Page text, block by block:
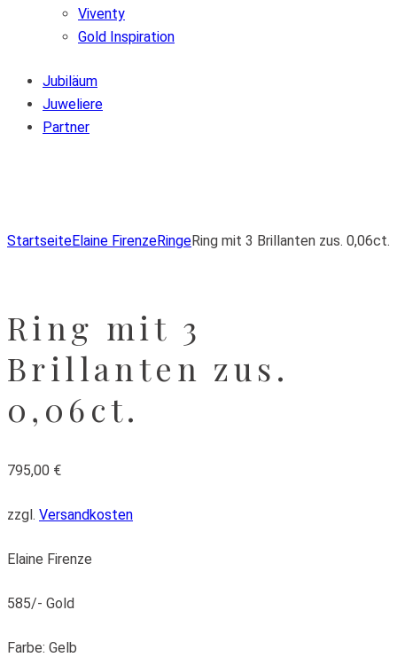
Viventy
Gold Inspiration
Jubiläum
Juweliere
Partner
StartseiteElaine FirenzeRingeRing mit 3 Brillanten zus. 0,06ct.
Ring mit 3
Brillanten zus.
0,06ct.
795,00 €
zzgl. Versandkosten
Elaine Firenze
585/- Gold
Farbe: Gelb